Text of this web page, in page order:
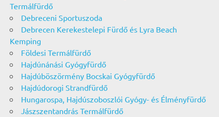
Termálfürdő
Debreceni Sportuszoda
Debrecen Kerekestelepi Fürdő és Lyra Beach
Kemping
Földesi Termálfürdő
Hajdúnánási Gyógyfürdő
Hajdúböszörmény Bocskai Gyógyfürdő
Hajdúdorogi Strandfürdő
Hungarospa, Hajdúszoboszlói Gyógy- és Élményfürdő
Jászszentandrás Termálfürdő